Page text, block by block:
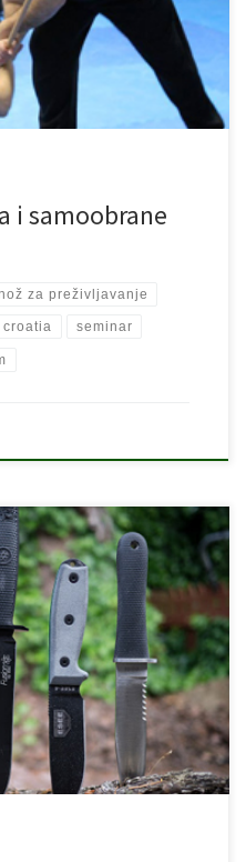
preživljavanja već duže
majstorom […]
i samoobrane
za preživljavanje
seminar
što većim komadom
drškom prepunom svega i
poput Ramba. Naprotiv,
preživljavanja učimo da
noževi sa fiksnom